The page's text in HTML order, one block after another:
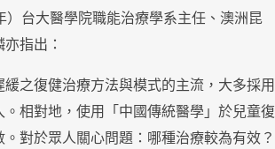
台大醫學院職能治療學系主任、澳洲昆
指出：
之復健治療方法與模式的主流，大多採用
相對地，使用「中國傳統醫學」於兒童復
對於眾人關心問題：哪種治療較為有效？